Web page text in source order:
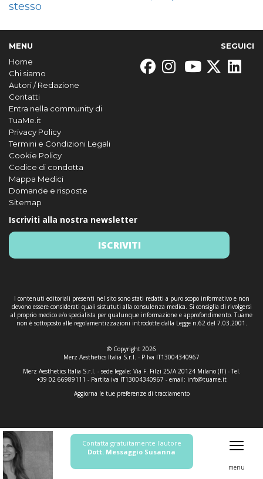
stesso
MENU
Home
Chi siamo
Autori / Redazione
Contatti
Entra nella community di
TuaMe.it
Privacy Policy
Termini e Condizioni Legali
Cookie Policy
Codice di condotta
Mappa Medici
Domande e risposte
Sitemap
SEGUICI
Iscriviti alla nostra newsletter
ISCRIVITI
I contenuti editoriali presenti nel sito sono stati redatti a puro scopo informativo e non
devono essere considerati quali sistututi alla consulenza medica. Si consiglia di rivolgersi
al proprio medico e/o specialista per qualunque informazione e approfondimento. Tuame
non è sottoposto alle regolamentizzazioni introdotte dalla Legge n.62 del 7.03.2001.
© Copyright 2026
Merz Aesthetics Italia S.r.l. - P.Iva IT13004340967
Merz Aesthetics Italia S.r.l. - sede legale: Via F. Filzi 25/A 20124 Milano (IT) - Tel.
+39 02 66989111 - Partita iva IT13004340967 - email: info@tuame.it
Aggiorna le tue preferenze di tracciamento
Contatta gratuitamente l'autore
Dott. Messaggio Susanna
menu